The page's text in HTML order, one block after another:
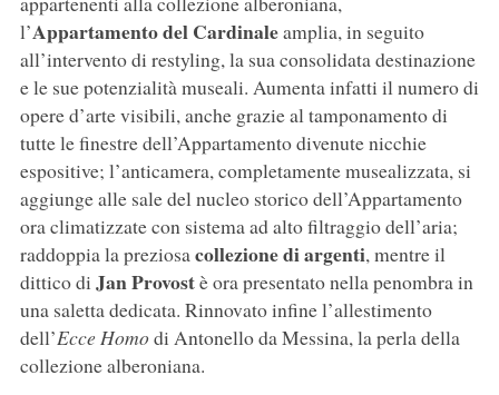
l’Appartamento del Cardinaleamplia, in seguito
all’intervento di restyling, la sua consolidata destinazione
e le sue potenzialità museali. Aumenta infatti il numero di
opere d’arte visibili, anche grazie al tamponamento di
tutte le finestre dell’Appartamento divenute nicchie
espositive; l’anticamera, completamente musealizzata, si
aggiunge alle sale del nucleo storico dell’Appartamento
ora climatizzate con sistema ad alto filtraggio dell’aria;
raddoppia la preziosacollezione di argenti, mentre il
dittico di Jan Provostè ora presentato nella penombra in
una saletta dedicata. Rinnovato infine l’allestimento
dell’Ecce Homodi Antonello da Messina, la perla della
collezione alberoniana.